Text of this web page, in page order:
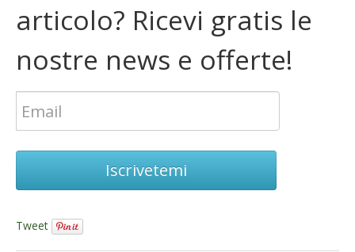
articolo? Ricevi gratis le
nostre news e offerte!
Iscrivetemi
Tweet